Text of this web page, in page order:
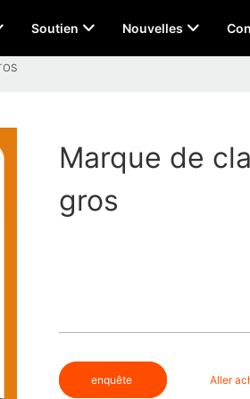
Soutien Nouvelles
Marque de
gros
enquête Aller